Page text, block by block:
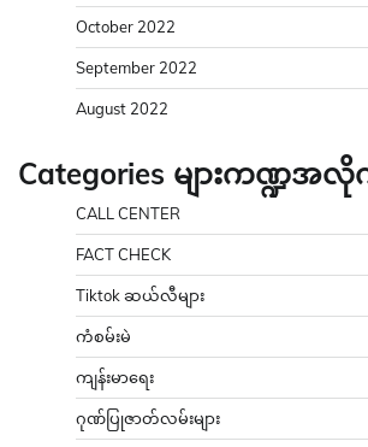
October 2022
September 2022
August 2022
Categories များကဏ္ဍအ
CALL CENTER
FACT CHECK
Tiktok ဆယ်လီများ
ကံစမ်းမဲ
ကျန်းမာရေး
ဂုဏ်ပြုဇာတ်လမ်းများ